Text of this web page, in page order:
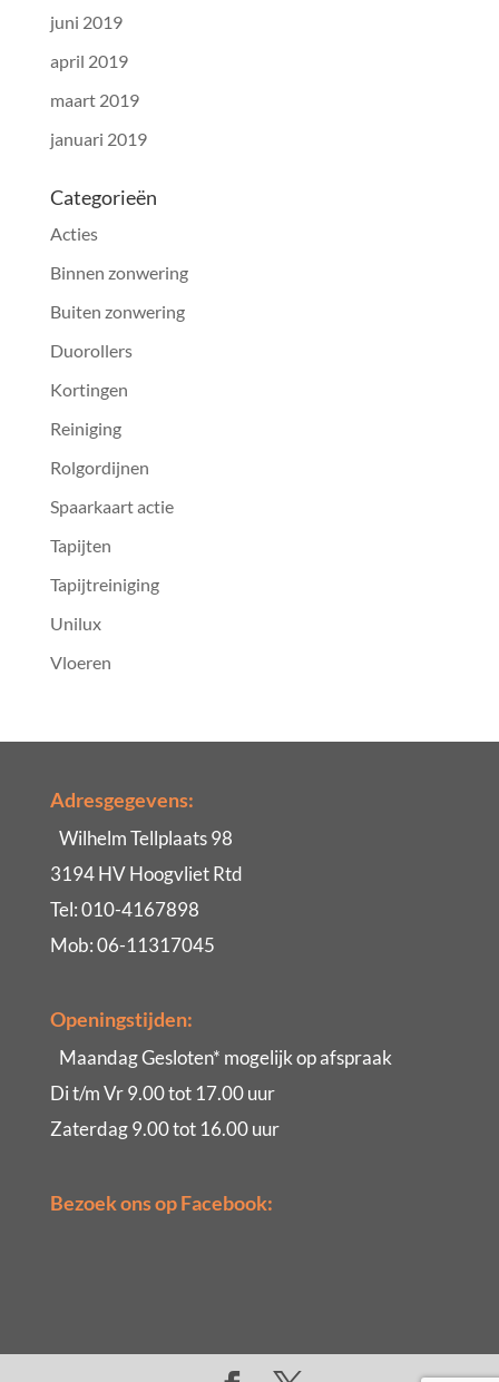
juni 2019
april 2019
maart 2019
januari 2019
Categorieën
Acties
Binnen zonwering
Buiten zonwering
Duorollers
Kortingen
Reiniging
Rolgordijnen
Spaarkaart actie
Tapijten
Tapijtreiniging
Unilux
Vloeren
Adresgegevens:
Wilhelm Tellplaats 98
3194 HV Hoogvliet Rtd
Tel: 010-4167898
Mob: 06-11317045
Openingstijden:
Maandag Gesloten* mogelijk op afspraak
Di t/m Vr 9.00 tot 17.00 uur
Zaterdag 9.00 tot 16.00 uur
Bezoek ons op Facebook: